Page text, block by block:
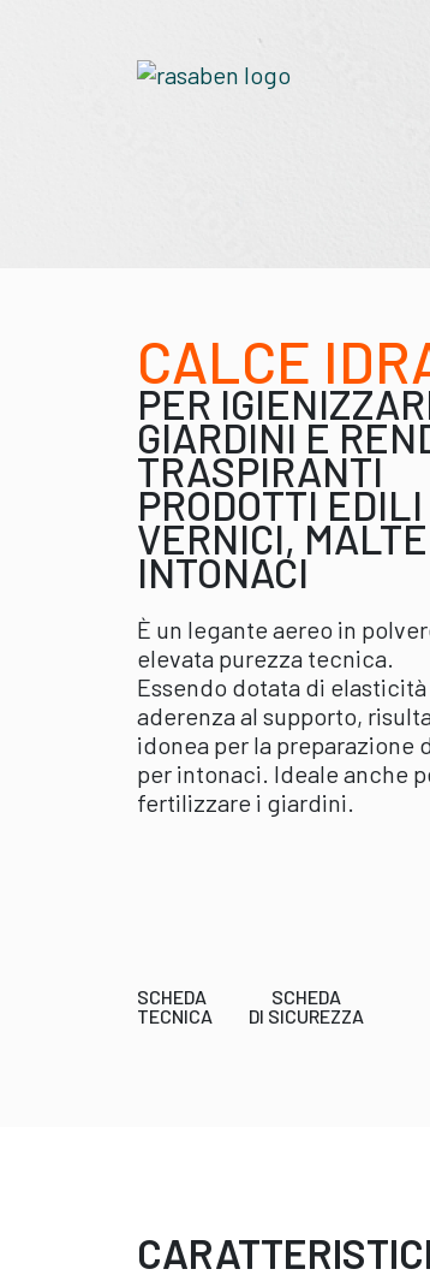
CALCE
PER
GIARDINI E
TRASPIRANTI
PRODOTTI
VERNICI,
INTONACI
È un legante aereo in
elevata purezza tecnica.
Essendo dotata di
aderenza al supporto,
idonea per la preparazione
per intonaci. Ideale anche
fertilizzare i giardini.
SCHEDA
TECNICA
SCHEDA
DI SICUREZZA